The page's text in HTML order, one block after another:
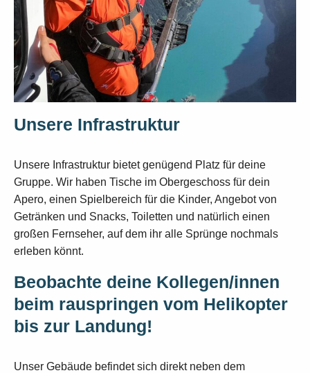
Unsere Infrastruktur
Unsere Infrastruktur bietet genügend Platz für deine
Gruppe. Wir haben Tische im Obergeschoss für dein
Apero, einen Spielbereich für die Kinder, Angebot von
Getränken und Snacks, Toiletten und natürlich einen
großen Fernseher, auf dem ihr alle Sprünge nochmals
erleben könnt.
Beobachte deine Kollegen/innen
beim rauspringen vom Helikopter
bis zur Landung!
Unser Gebäude befindet sich direkt neben dem